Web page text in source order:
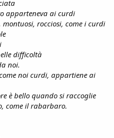
apparteneva ai curdi
rocciosi, come i curdi
difficoltà
noi.
noi curdi, appartiene ai
è bello quando si raccoglie
come il rabarbaro.